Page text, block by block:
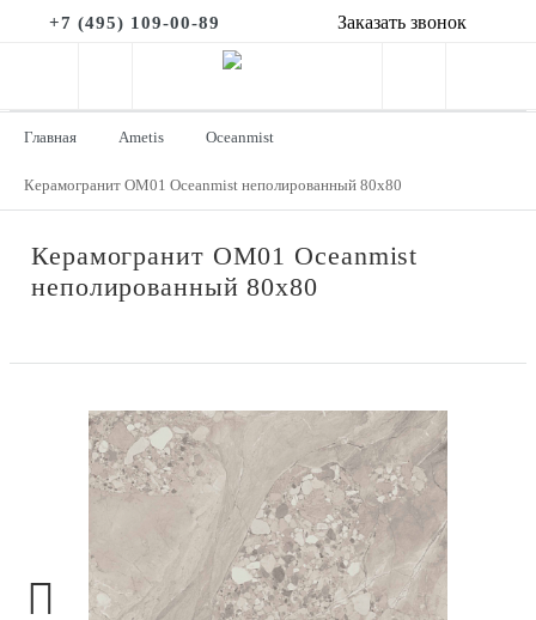
+7 (495) 109-00-89 Заказать звонок
Главная Ametis Oceanmist
Керамогранит OM01 Oceanmist неполированный 80x80
Керамогранит OM01 Oceanmist
неполированный 80x80